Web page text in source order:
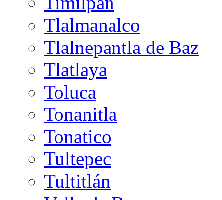
Tlalmanalco
Tlalnepantla de Baz
Tlatlaya
Toluca
Tonanitla
Tonatico
Tultepec
Tultitlán